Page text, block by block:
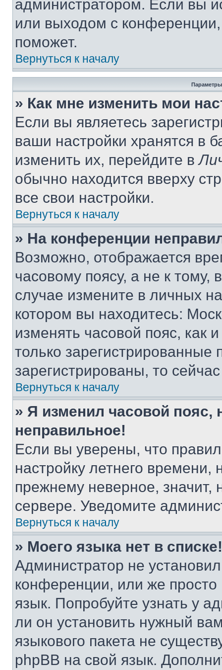
администратором. Если вы
или выходом с
поможет.
Вернуться к началу
Параметры
» Как мне изменить мои
Если вы являетесь
ваши настройки хранятся в
изменить их, перейдите в
обычно находится вверху
все свои настройки.
Вернуться к началу
» На конференции
Возможно, отображается
часовому поясу, а не к тому,
случае измените в личных
котором вы находитесь:
изменять часовой пояс, как
только
зарегистрированы, то
Вернуться к началу
» Я изменил часовой пояс,
неправильное!
Если вы уверены, что
настройку летнего
прежнему неверное, значит,
сервере. Уведомите
Вернуться к началу
» Моего языка нет в списке!
Администратор не
конференции, или же
язык. Попробуйте узнать у
ли он установить нужный
языкового пакета не
phpBB на свой язык.